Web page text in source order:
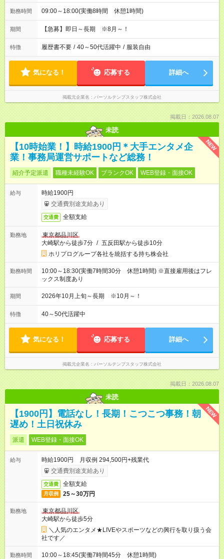
勤務時間 09:00～18:00(実働8時間 休憩1時間)
期間 【急募】即日～長期 ※8月～！
特徴 履歴書不要 / 40～50代活躍中 / 服装自由
気になる！ 応募する 詳細へ
掲載元企業名 パーソルテンプスタッフ株式会社
掲載日：2026.08.07
未読
NEW
【10時始業！】時給1900円＊大手エンタメ企
業！事務局運営サポートなど総務！
紹介予定派遣 職種未経験OK ブランクOK WEB登録・面接OK
給与
時給1900円
交通費別途支給あり
交通費 全額支給
勤務地
東京都品川区
大崎駅から徒歩7分 / 五反田駅から徒歩10分
ホリプログループ各社を統括する持ち株会社
勤務時間
10:00～18:30(実働7時間30分 休憩1時間) ※直接雇用後はフレ
ックス制度あり
期間 2026年10月上旬～長期 ※10月～！
特徴 40～50代活躍中
気になる！ 応募する 詳細へ
掲載元企業名 パーソルテンプスタッフ株式会社
掲載日：2026.08.07
未読
NEW
【1900円】電話なし！長期！こつこつ事務！朝
遅め！土日祝休み
派遣 WEB登録・面接OK
給与
時給1900円 月収例 294,500円+残業代
交通費別途支給あり
交通費 全額支給
月収例 25～30万円
勤務地
東京都品川区
大崎駅から徒歩5分
＼人気のエンタメ★LIVEやスポーツなどの興行を取り扱う会
社です／
勤務時間 10:00～18:45(実働7時間45分 休憩1時間)